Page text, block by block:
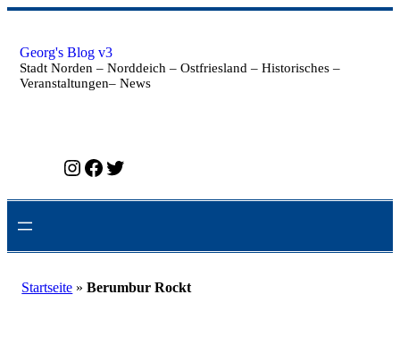
Zum
springen
Georg's Blog v3
Stadt Norden – Norddeich – Ostfriesland – Historisches –
Veranstaltungen– News
Instagram Facebook Twitter
Startseite »Berumbur Rockt